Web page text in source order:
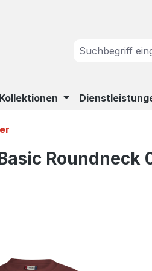
Kollektionen
Roundneck